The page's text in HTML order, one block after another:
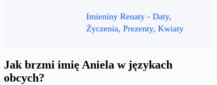
Imieniny Renaty - Daty,
Życzenia, Prezenty, Kwiaty
Jak brzmi imię Aniela w językach
obcych?